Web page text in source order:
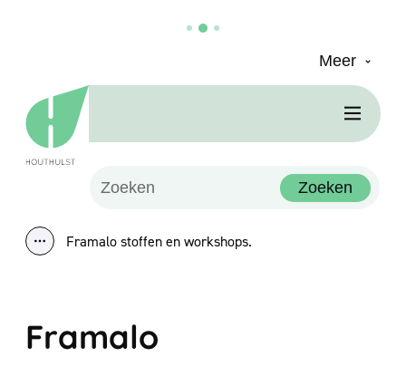
Meer
Houthulst
Waarmee kunnen we jou helpen?
Zoeken
Toon alle broodkruimel items
Framalo stoffen en workshops.
Framalo